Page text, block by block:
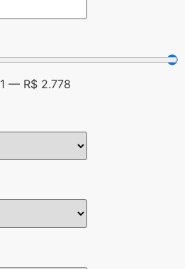
1 — R$ 2.778